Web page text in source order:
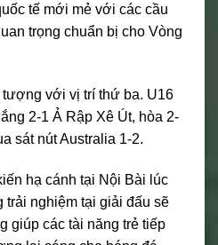
tế mới mẻ với các cầu
trọng chuẩn bị cho Vòng
tượng với vị trí thứ ba. U16
2-1 Ả Rập Xê Út, hòa 2-
sát nút Australia 1-2.
hạ cánh tại Nội Bài lúc
trải nghiệm tại giải đấu sẽ
giúp các tài năng trẻ tiếp